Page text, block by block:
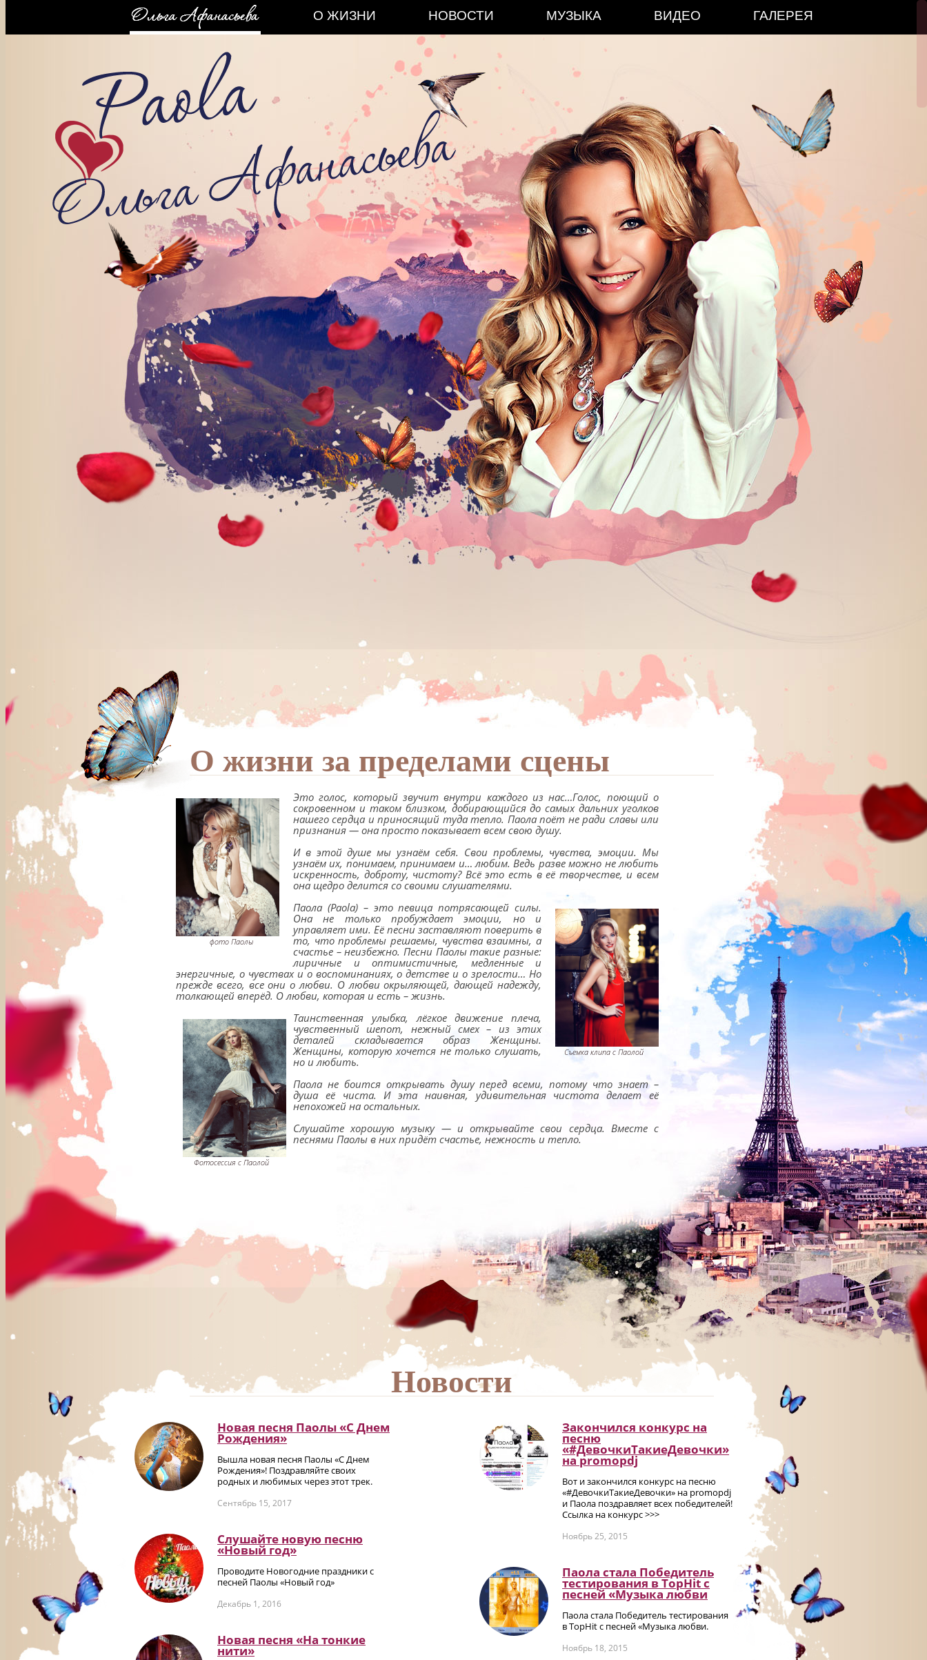
О ЖИЗНИ НОВОСТИ МУЗЫКА ВИДЕО ГАЛЕРЕЯ
О жизни за пределами сцены
фото Паолы
Это голос, который звучит внутри каждого из нас…Голос, поющий о
сокровенном и таком близком, добирающийся до самых дальних уголков
нашего сердца и приносящий туда тепло. Паола поёт не ради славы или
признания — она просто показывает всем свою душу.
И в этой душе мы узнаём себя. Свои проблемы, чувства, эмоции. Мы
узнаём их, понимаем, принимаем и… любим. Ведь разве можно не любить
искренность, доброту, чистоту? Всё это есть в её творчестве, и всем
она щедро делится со своими слушателями.
Съемка клипа с Паолой
Паола (Paola) – это певица потрясающей силы.
Она не только пробуждает эмоции, но и
управляет ими. Её песни заставляют поверить в
то, что проблемы решаемы, чувства взаимны, а
счастье – неизбежно. Песни Паолы такие разные:
лиричные и оптимистичные, медленные и
энергичные, о чувствах и о воспоминаниях, о детстве и о зрелости… Но
прежде всего, все они о любви. О любви окрыляющей, дающей надежду,
толкающей вперёд. О любви, которая и есть – жизнь.
Фотосессия с Паолой
Таинственная улыбка, лёгкое движение плеча,
чувственный шепот, нежный смех – из этих
деталей складывается образ Женщины.
Женщины, которую хочется не только слушать,
но и любить.
Паола не боится открывать душу перед всеми, потому что знает –
душа её чиста. И эта наивная, удивительная чистота делает её
непохожей на остальных.
Слушайте хорошую музыку — и открывайте свои сердца. Вместе с
песнями Паолы в них придёт счастье, нежность и тепло.
Новости
Новая песня Паолы «С Днем
Рождения»
Вышла новая песня Паолы «С Днем
Рождения»! Поздравляйте своих
родных и любимых через этот трек.
Сентябрь 15, 2017
Слушайте новую песню
«Новый год»
Проводите Новогодние праздники с
песней Паолы «Новый год»
Декабрь 1, 2016
Новая песня «На тонкие
нити»
Закончился конкурс на
песню
«#ДевочкиТакиеДевочки»
на promоpdj
Вот и закончился конкурс на песню
«#ДевочкиТакиеДевочки» на promоpdj
и Паола поздравляет всех победителей!
Ссылка на конкурс >>>
Ноябрь 25, 2015
Паола стала Победитель
тестирования в TopHit с
песней «Музыка любви
Паола стала Победитель тестирования
в TopHit с песней «Музыка любви.
Ноябрь 18, 2015